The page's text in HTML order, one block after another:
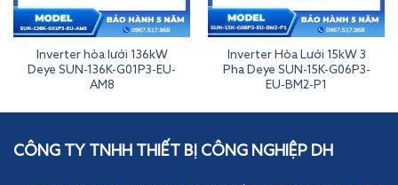
Inverter hòa lưới 136kW
Deye SUN-136K-G01P3-EU-
AM8
Inverter Hòa Lưới 15kW 3
Pha Deye SUN-15K-G06P3-
EU-BM2-P1
Inverter Hòa Lưới 20kW Deye SUN-20K-G05
CÔNG TY TNHH THIẾT BỊ CÔNG NGHIỆP DH